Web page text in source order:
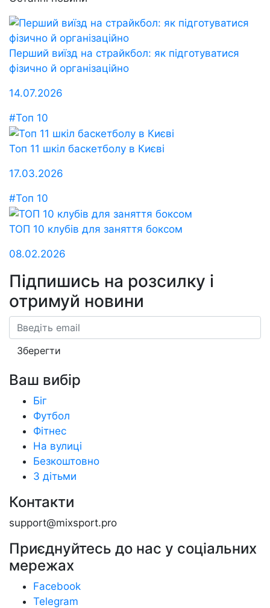
Перший виїзд на страйкбол: як підготуватися
фізично й організаційно
14.07.2026
#Топ 10
Топ 11 шкіл баскетболу в Києві
17.03.2026
#Топ 10
ТОП 10 клубів для заняття боксом
08.02.2026
Підпишись на розсилку і
отримуй новини
Email
Зберегти
Ваш вибір
Біг
Футбол
Фітнес
На вулиці
Безкоштовно
З дітьми
Контакти
support@mixsport.pro
Приєднуйтесь до нас у соціальних
мережах
Facebook
Telegram